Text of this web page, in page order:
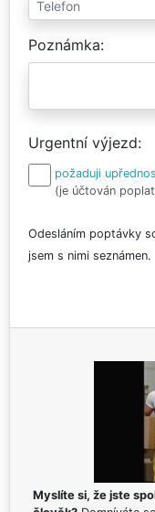
Poznámka
Urgentní výjezd
požaduji
(je účtován
Odesláním poptávky
jsem s nimi seznámen.
Myslíte si, že jste